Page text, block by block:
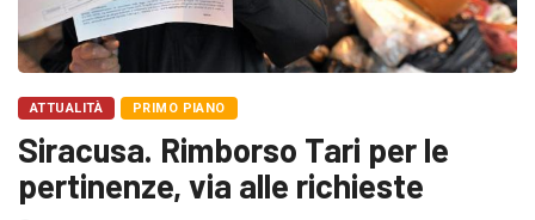
ATTUALITÀ PRIMO PIANO
Siracusa. Rimborso Tari per le
pertinenze, via alle richieste